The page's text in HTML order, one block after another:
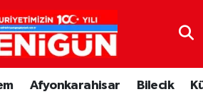
Afyonkarahisar Bilecik